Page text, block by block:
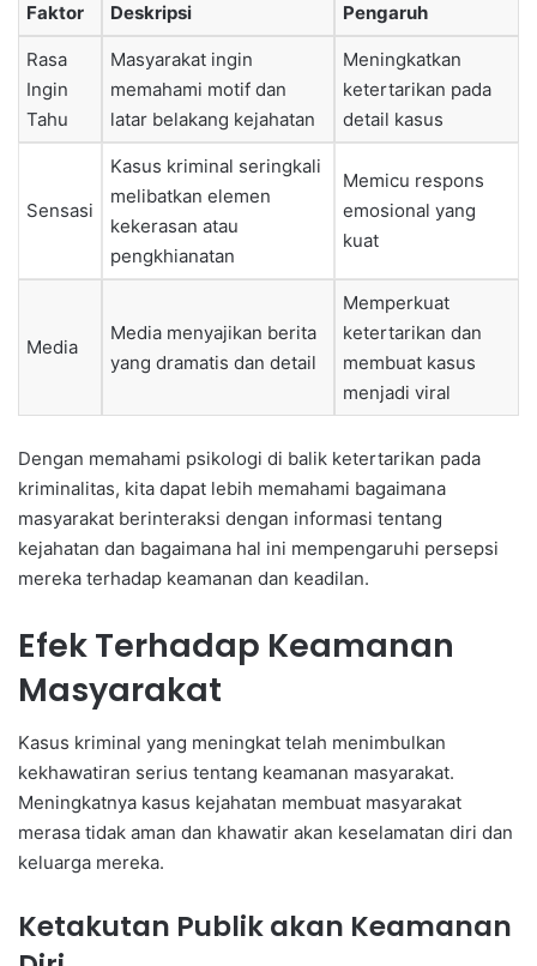
Faktor Deskripsi Pengaruh
Rasa
Ingin
Tahu
Masyarakat ingin
memahami motif dan
latar belakang kejahatan
Meningkatkan
ketertarikan pada
detail kasus
Sensasi
Kasus kriminal seringkali
melibatkan elemen
kekerasan atau
pengkhianatan
Memicu respons
emosional yang
kuat
Media
Media menyajikan berita
yang dramatis dan detail
Memperkuat
ketertarikan dan
membuat kasus
menjadi viral
Dengan memahami psikologi di balik ketertarikan pada
kriminalitas, kita dapat lebih memahami bagaimana
masyarakat berinteraksi dengan informasi tentang
kejahatan dan bagaimana hal ini mempengaruhi persepsi
mereka terhadap keamanan dan keadilan.
Efek Terhadap Keamanan
Masyarakat
Kasus kriminal yang meningkat telah menimbulkan
kekhawatiran serius tentang keamanan masyarakat.
Meningkatnya kasus kejahatan membuat masyarakat
merasa tidak aman dan khawatir akan keselamatan diri dan
keluarga mereka.
Ketakutan Publik akan Keamanan